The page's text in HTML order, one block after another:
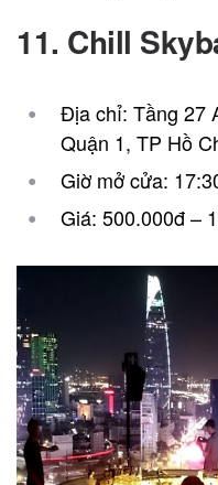
11. Chill
Địa chỉ: Tầng 27
Quận 1, TP Hồ
Giờ mở cửa:
Giá: 500.000đ –